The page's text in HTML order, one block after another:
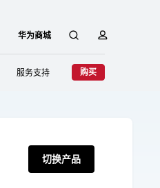
华为商城
搜 简
服务支持 购买
切换产品